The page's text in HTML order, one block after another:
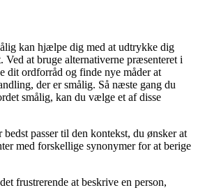
kan hjælpe dig med at udtrykke dig
Ved at bruge alternativerne præsenteret i
dit ordforråd og finde nye måder at
der er smålig. Så næste gang du
smålig, kan du vælge et af disse
passer til den kontekst, du ønsker at
med forskellige synonymer for at berige
frustrerende at beskrive en person,